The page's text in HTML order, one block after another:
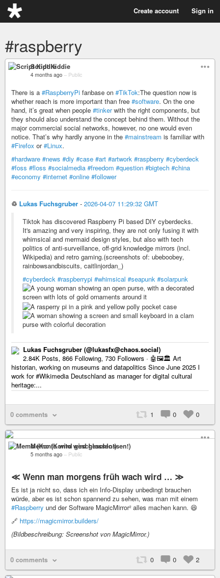
Create account Sign in
#raspberry
Script Kiddie
4 months ago – Public
There is a #RaspberryPi fanbase on #TikTok:The question now is
whether reach is more important than free #software. On the one
hand, it’s great when people #tinkerwith the right components, but
they should also understand the concept behind them. Without the
major commercial social networks, however, no one would even
notice. That’s why hardly anyone in the #mainstream is familiar with
#Firefox or#Linux.
#hardware #news #diy #case #art #artwork #raspberry #cyberdeck
#foss #floss #socialmedia #freedom #question #bigtech #china
#economy #internet #online #follower
♲ Lukas Fuchsgruber - 2026-04-07 11:29:32 GMT
Tiktok has discovered Raspberry Pi based DIY cyberdecks.
It's amazing and very inspiring, they are not only fusing it with
whimsical and mermaid design styles, but also with tech
politics of anti-surveillance, off-grid knowledge mirrors (incl.
Wikipedia) and retro gaming.(screenshots of: ubeboobey,
rainbowsandbiscuits, caitlinjordan_)
#cyberdeck #raspberrypi #whimsical #seapunk #solarpunk
Lukas Fuchsgruber (@lukasfx@chaos.social)
2.84K Posts, 866 Following, 730 Followers · 🤖🖼️🏛️ Art
historian, working on museums and datapolitics Since June 2025 I
work for #Wikimedia Deutschland as manager for digital cultural
heritage:...
0 comments 1 0 0
Memo (Konto wird geschlossen!)
5 months ago – Public
≪ Wenn man morgens früh wach wird … ≫
Es ist ja nicht so, dass ich ein Info-Display unbedingt brauchen
würde, aber es ist schon spannend zu sehen, was man mit einem
#Raspberry und der Software MagicMirror² alles machen kann. 😆
🔗 https://magicmirror.builders/
(Bildbeschreibung: Screenshot von MagicMirror.)
0 comments 0 0 2